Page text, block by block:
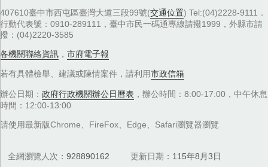
407610臺中市西屯區臺灣大道三段99號(交通位置) Tel:(04)2228-9111．
行動代表號：0910-289111，臺中市民一碼通專線請撥1999，外縣市請
撥：(04)2220-3585
各機關聯絡資訊 ， 市府電子報
若有具體檢舉、建議或陳情案件，請利用市政信箱
辦公日期： 政府行政機關辦公日曆表 ，辦公時間：8:00-17:00，中午休息
時間：12:00-13:00
請使用最新版Chrome、FireFox、Edge、Safari瀏覽器瀏覽
全網瀏覽人次 928890162 更新日期 115年8月3日